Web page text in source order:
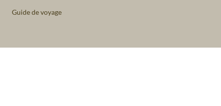
Guide de voyage